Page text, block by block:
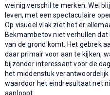
weinig verschil te merken. Wel
leven, met een spectaculaire
Op visueel vlak ziet het er
Bekmambetov niet verhullen
van de grond komt. Het gebrek
daar primair voor aan te kijken,
bijzonder interessant voor de
het middenstuk
waardoor het eindresultaat net
aanloopt.